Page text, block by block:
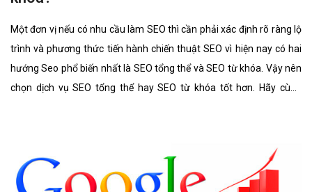
Một đơn vị nếu có nhu cầu làm SEO thì cần phải xác định rõ ràng lộ
trình và phương thức tiến hành chiến thuật SEO vì hiện nay có hai
hướng Seo phổ biến nhất là SEO tổng thể và SEO từ khóa. Vậy nên
chọn dịch vụ SEO tổng thể hay SEO từ khóa tốt hơn. Hãy cùng